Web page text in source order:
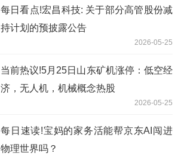
每日看点!宏昌科技: 关于部分高管股份减
持计划的预披露公告
2026-05-25
当前热议!5月25日山东矿机涨停：低空经
济，无人机，机械概念热股
2026-05-25
每日速读!宝妈的家务活能帮京东AI闯进
物理世界吗？